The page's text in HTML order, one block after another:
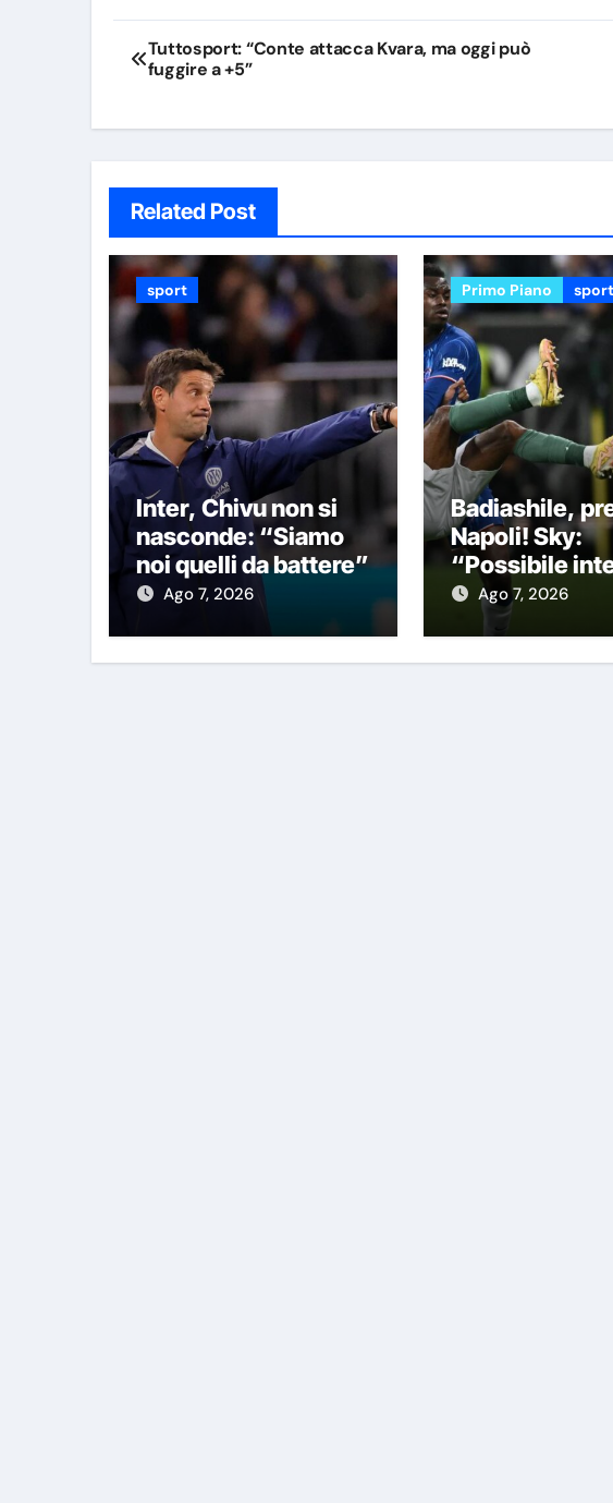
Navigazione
articoli
Tuttosport: “Conte attacca Kvara, ma oggi può
fuggire a +5”
Related Post
sport
Inter, Chivu non si
nasconde: “Siamo
noi quelli da battere”
Ago 7, 2026
Primo Piano sport
Badiashile,
Napoli! Sky:
“Possibile
Chelsea con
formula”
Ago 7, 2026